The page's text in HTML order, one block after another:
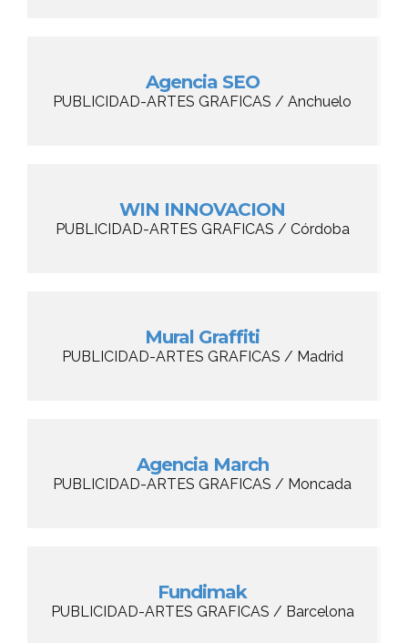
Agencia SEO
PUBLICIDAD-ARTES GRAFICAS / Anchuelo
WIN INNOVACION
PUBLICIDAD-ARTES GRAFICAS / Córdoba
Mural Graffiti
PUBLICIDAD-ARTES GRAFICAS / Madrid
Agencia March
PUBLICIDAD-ARTES GRAFICAS / Moncada
Fundimak
PUBLICIDAD-ARTES GRAFICAS / Barcelona